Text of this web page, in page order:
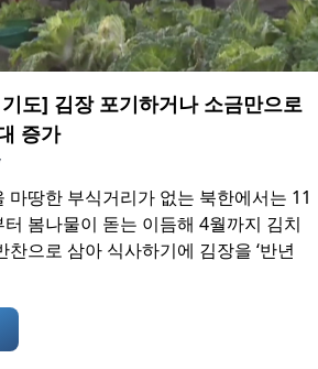
도] 김장 포기하거나 소금만으로
증가
마땅한 부식거리가 없는 북한에서는 11
터 봄나물이 돋는 이듬해 4월까지 김치
찬으로 삼아 식사하기에 김장을 ‘반년